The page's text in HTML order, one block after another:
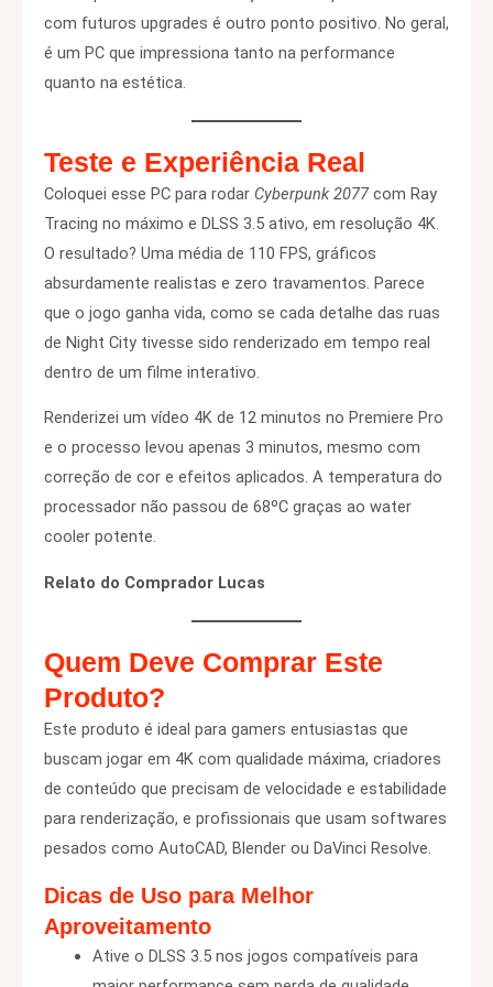
com futuros upgrades é outro ponto positivo. No geral,
é um PC que impressiona tanto na performance
quanto na estética.
Teste e Experiência Real
Coloquei esse PC para rodar Cyberpunk 2077com Ray
Tracing no máximo e DLSS 3.5 ativo, em resolução 4K.
O resultado? Uma média de 110 FPS, gráficos
absurdamente realistas e zero travamentos. Parece
que o jogo ganha vida, como se cada detalhe das ruas
de Night City tivesse sido renderizado em tempo real
dentro de um filme interativo.
Renderizei um vídeo 4K de 12 minutos no Premiere Pro
e o processo levou apenas 3 minutos, mesmo com
correção de cor e efeitos aplicados. A temperatura do
processador não passou de 68ºC graças ao water
cooler potente.
Relato do Comprador Lucas
Quem Deve Comprar Este
Produto?
Este produto é ideal para gamers entusiastas que
buscam jogar em 4K com qualidade máxima, criadores
de conteúdo que precisam de velocidade e estabilidade
para renderização, e profissionais que usam softwares
pesados como AutoCAD, Blender ou DaVinci Resolve.
Dicas de Uso para Melhor
Aproveitamento
Ative o DLSS 3.5 nos jogos compatíveis para